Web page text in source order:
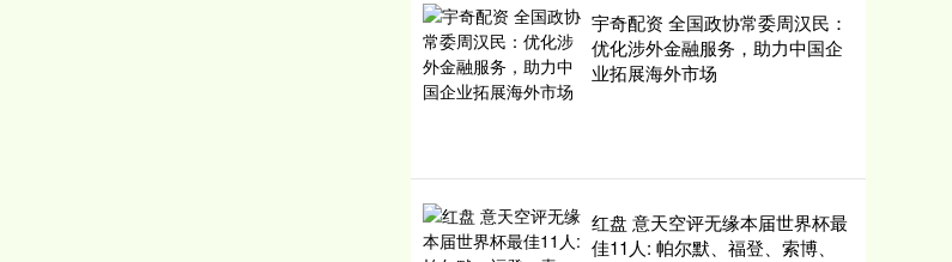
宇奇配资 全国政协常委周汉民：
优化涉外金融服务，助力中国企
业拓展海外市场
红盘 意天空评无缘本届世界杯最
佳11人: 帕尔默、福登、索博、